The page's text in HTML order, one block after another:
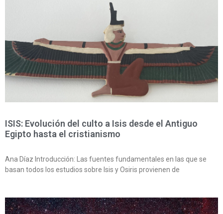
ISIS: Evolución del culto a Isis desde el Antiguo
Egipto hasta el cristianismo
Ana Díaz Introducción: Las fuentes fundamentales en las que se
basan todos los estudios sobre Isis y Osiris provienen de